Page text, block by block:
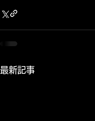
最新記事